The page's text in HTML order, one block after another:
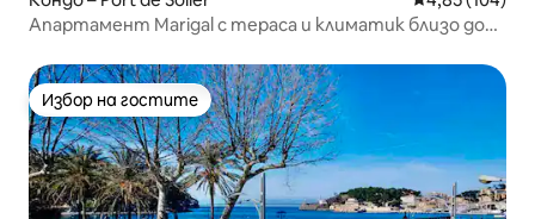
Апартамент Marigal с тераса и климатик близо до
Избор на гостите
Избор на гостите